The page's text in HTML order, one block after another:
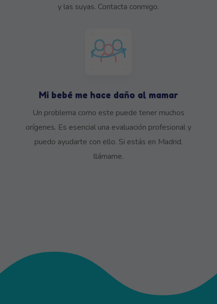
y las suyas. Contacta conmigo.
Mi bebé me hace daño al mamar
Un problema como este puede tener muchos
orígenes. Es esencial una evaluación profesional y
puedo ayudarte con ello. Si estás en Madrid,
llámame.